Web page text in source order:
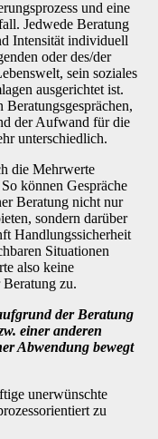
und eine
Jedwede Beratung
Intensität individuell
oder des/der
sein soziales
ausgerichtet ist.
der Aufwand für die
unterschiedlich.
die Mehrwerte
können Gespräche
Beratung nicht nur
sondern darüber
Handlungssicherheit
Situationen
also keine
zu.
der Beratung
einer anderen
Abwendung bewegt
unerwünschte
zu